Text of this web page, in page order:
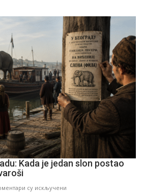
Beogradu
Kada je jedan slon postao
су искључени